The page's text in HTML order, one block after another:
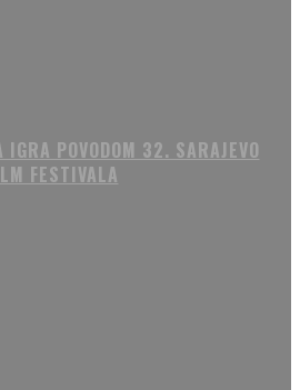
IGRA POVODOM 32. SARAJEVO
FESTIVALA